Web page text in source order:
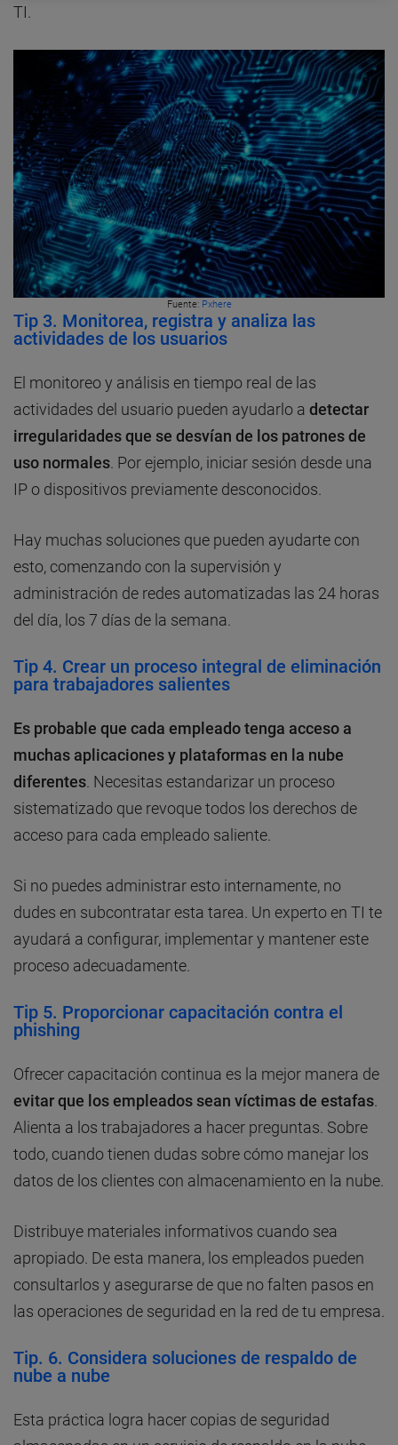
TI.
Fuente: Pxhere
Tip 3. Monitorea, registra y analiza las
actividades de los usuarios
El monitoreo y análisis en tiempo real de las
actividades del usuario pueden ayudarlo a detectar
irregularidades que se desvían de los patrones de
uso normales . Por ejemplo, iniciar sesión desde una
IP o dispositivos previamente desconocidos.
Hay muchas soluciones que pueden ayudarte con
esto, comenzando con la supervisión y
administración de redes automatizadas las 24 horas
del día, los 7 días de la semana.
Tip 4. Crear un proceso integral de eliminación
para trabajadores salientes
Es probable que cada empleado tenga acceso a
muchas aplicaciones y plataformas en la nube
diferentes . Necesitas estandarizar un proceso
sistematizado que revoque todos los derechos de
acceso para cada empleado saliente.
Si no puedes administrar esto internamente, no
dudes en subcontratar esta tarea. Un experto en TI te
ayudará a configurar, implementar y mantener este
proceso adecuadamente.
Tip 5. Proporcionar capacitación contra el
phishing
Ofrecer capacitación continua es la mejor manera de
evitar que los empleados sean víctimas de estafas
Alienta a los trabajadores a hacer preguntas. Sobre
todo, cuando tienen dudas sobre cómo manejar los
datos de los clientes con almacenamiento en la nube.
Distribuye materiales informativos cuando sea
apropiado. De esta manera, los empleados pueden
consultarlos y asegurarse de que no falten pasos en
las operaciones de seguridad en la red de tu empresa.
Tip. 6. Considera soluciones de respaldo de
nube a nube
Esta práctica logra hacer copias de seguridad